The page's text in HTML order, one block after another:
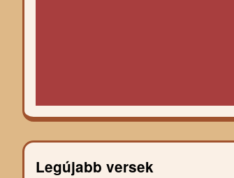
Legújabb versek